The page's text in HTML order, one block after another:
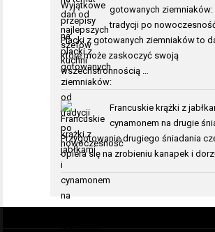
gotowanych ziemniaków:
tradycji po
Placki z gotowanych ziemniaków to
które może zaskoczyć swoją
wszechstronnością …
Francuskie krążki z
cynamonem na drugie
Przygotowanie drugiego śniadania
opiera się na zrobieniu kanapek i